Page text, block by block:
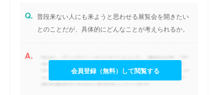
Q. 普段来ない人にも来ようと思わせる展覧会を開きたい
とのことだが、具体的にどんなことが考えられるか。
A.
会員登録（無料）して閲覧する